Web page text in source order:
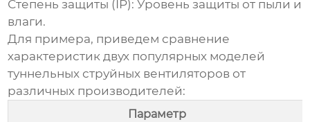
Степень защиты (IP): Уровень защиты от пыли и
влаги.
Для примера, приведем сравнение
характеристик двух популярных моделей
туннельных струйных вентиляторов от
различных производителей:
Параметр